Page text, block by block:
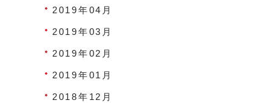
2019年04月
2019年03月
2019年02月
2019年01月
2018年12月